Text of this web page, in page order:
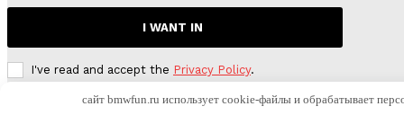
I WANT IN
I've read and accept the Privacy Policy.
сайт bmwfun.ru использует cookie-файлы и обрабатывает